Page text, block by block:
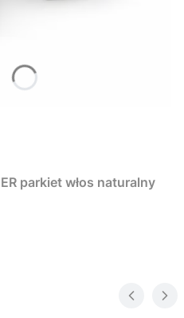
parkiet włos naturalny